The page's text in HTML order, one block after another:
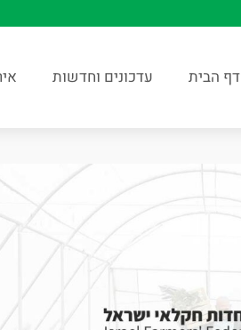
דף הבית עדכונים וחדשות